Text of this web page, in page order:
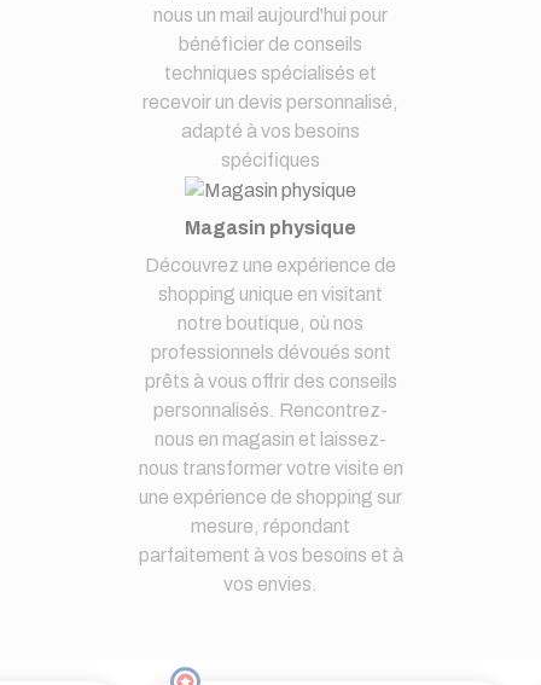
nous un mail aujourd'hui pour
bénéficier de conseils
techniques spécialisés et
recevoir un devis personnalisé,
adapté à vos besoins
spécifiques
Magasin physique
Découvrez une expérience de
shopping unique en visitant
notre boutique, où nos
professionnels dévoués sont
prêts à vous offrir des conseils
personnalisés. Rencontrez-
nous en magasin et laissez-
nous transformer votre visite en
une expérience de shopping sur
mesure, répondant
parfaitement à vos besoins et à
vos envies.